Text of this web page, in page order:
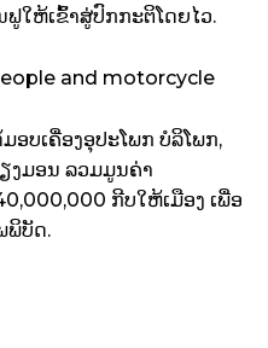
ໃຫ້ເຂົ້າສູ່ປົກກະຕິໂດຍໄວ.
ອບເຄື່ອງອຸປະໂພກ ບໍລິໂພກ,
ງມອນ ລວມມູນຄ່າ
ກີບໃຫ້ເມືອງ ເພື່ອ
ພິບັດ.